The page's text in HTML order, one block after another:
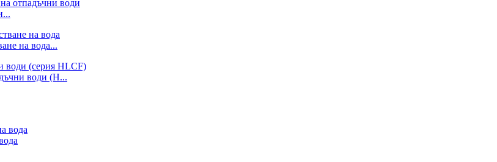
на вода...
води (H...